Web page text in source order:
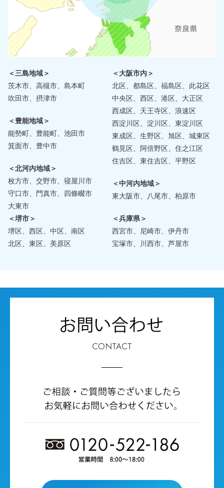
＜三島地域＞
茨木市、高槻市、島本町
吹田市、摂津市
＜豊能地域＞
能勢町、豊能町、池田市
箕面市、豊中市
＜北河内地域＞
枚方市、交野市、寝屋川市
守口市、門真市、四條畷市
大東市
＜大阪市内＞
北区、都島区、福島区、此花区
中央区、西区、港区、大正区
西成区、天王寺区、浪速区
西淀川区、淀川区、東淀川区
東成区、生野区、旭区、城東区
鶴見区、阿倍野区、住之江区
住吉区、東住吉区、平野区
＜中河内地域＞
東大阪市、八尾市、柏原市
＜堺市＞
堺区、西区、中区、南区
北区、東区、美原区
＜兵庫県＞
西宮市、尼崎市、伊丹市
宝塚市、川西市、芦屋市